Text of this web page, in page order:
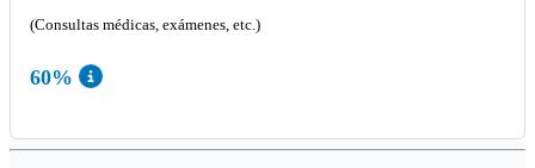
(Consultas médicas, exámenes, etc.)
60%